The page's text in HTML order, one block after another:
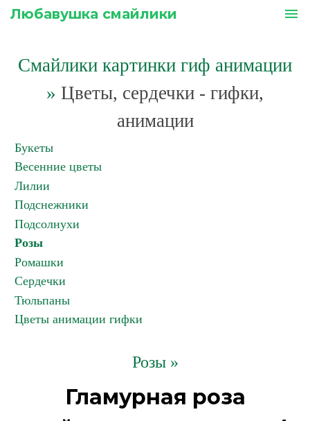
Любавушка смайлики menu
Смайлики картинки гиф анимации
» Цветы, сердечки - гифки,
анимации
Букеты
Весенние цветы
Лилии
Подснежники
Подсолнухи
Розы
Ромашки
Сердечки
Тюльпаны
Цветы анимации гифки
Розы »
Гламурная роза